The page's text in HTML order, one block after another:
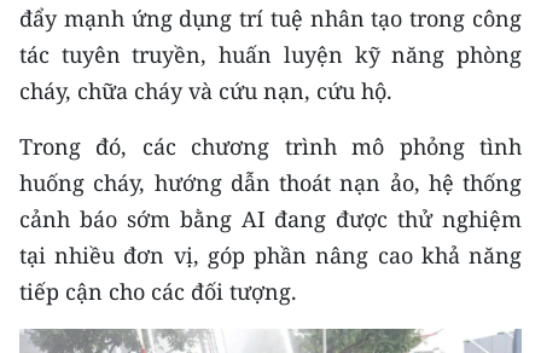
đẩy mạnh ứng dụng trí tuệ nhân tạo trong công
tác tuyên truyền, huấn luyện kỹ năng phòng
cháy, chữa cháy và cứu nạn, cứu hộ.
Trong đó, các chương trình mô phỏng tình
huống cháy, hướng dẫn thoát nạn ảo, hệ thống
cảnh báo sớm bằng AI đang được thử nghiệm
tại nhiều đơn vị, góp phần nâng cao khả năng
tiếp cận cho các đối tượng.